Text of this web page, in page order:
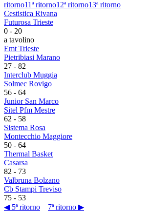
ritorno11ª ritorno12ª ritorno13ª ritorno
Cestistica Rivana
Futurosa Trieste
0 - 20
a tavolino
Emt Trieste
Pietribiasi Marano
27 - 82
Interclub Muggia
Solmec Rovigo
56 - 64
Junior San Marco
Sitel Pfm Mestre
62 - 58
Sistema Rosa
Montecchio Maggiore
50 - 64
Thermal Basket
Casarsa
82 - 73
Valbruna Bolzano
Cb Stampi Treviso
75 - 53
◀ 5ª ritorno
7ª ritorno ▶